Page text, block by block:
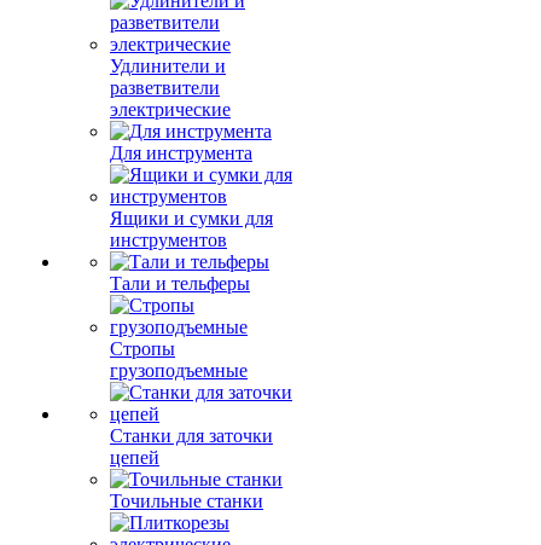
Удлинители и
разветвители
электрические
Для инструмента
Ящики и сумки для
инструментов
Тали и тельферы
Стропы
грузоподъемные
Станки для заточки
цепей
Точильные станки